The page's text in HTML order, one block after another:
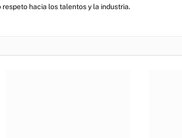
hacia los talentos y la industria.